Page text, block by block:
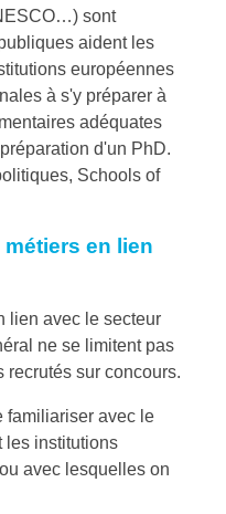
sont
aident les
européennes
à s'y préparer à
adéquates
d'un PhD.
Schools of
en lien
lien avec le secteur
ne se limitent pas
recrutés sur concours.
familiariser avec le
les institutions
avec lesquelles on